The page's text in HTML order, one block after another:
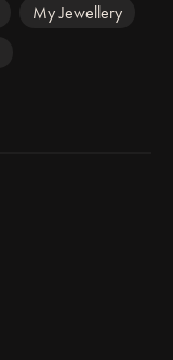
My Jewellery